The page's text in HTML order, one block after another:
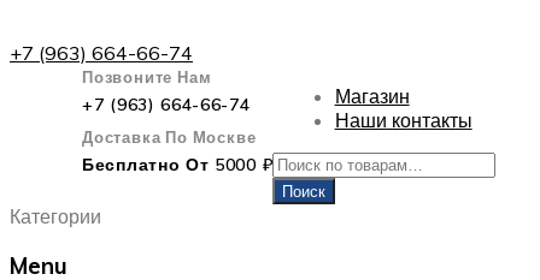
+7 (963) 664-66-74
Позвоните Нам
+7 (963) 664-66-74
Доставка По Москве
Бесплатно От 5000 ₽
Магазин
Наши контакты
Искать:
Поиск
Категории
Menu